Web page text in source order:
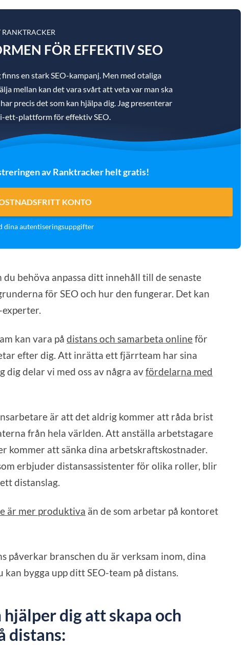
RANKTRACKER
FÖR EFFEKTIV SEO
en stark SEO-kampanj. Men med otaliga
mellan kan det vara svårt att veta var man ska
precis det som kan hjälpa dig. Jag presenterar
ett-plattform för effektiv SEO.
av Ranktracker helt gratis!
KONTO
dina autentiseringsuppgifter
du behöva anpassa ditt innehåll till de senaste
för SEO och hur den fungerar. Det kan
kan vara pådistans och samarbeta onlineför
efter dig. Att inrätta ett fjärrteam har sina
dig delar vi med oss av några avfördelarna med
är att det aldrig kommer att råda brist
från hela världen. Att anställa arbetstagare
kommer att sänka dina arbetskraftskostnader.
erbjuder distansassistenter för olika roller, blir
distanslag.
är mer produktiva än de som arbetar på kontoret
påverkar branschen du är verksam inom, dina
bygga upp ditt SEO-team på distans.
dig att skapa och
distans: